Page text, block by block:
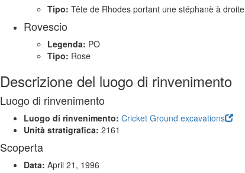
Tipo: Tête de Rhodes portant une stéphanè à droite
Rovescio
Legenda: PO
Tipo: Rose
Descrizione del luogo di rinvenimento
Luogo di rinvenimento
Luogo di rinvenimento: Cricket Ground excavations
Unità stratigrafica: 2161
Scoperta
Data: April 21, 1996